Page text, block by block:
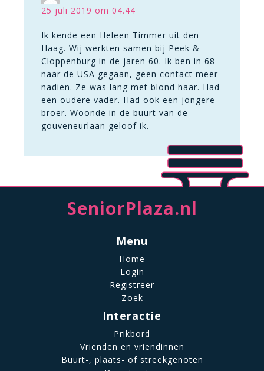
25 juli 2019 om 04.44
Ik kende een Heleen Timmer uit den
Haag. Wij werkten samen bij Peek &
Cloppenburg in de jaren 60. Ik ben in 68
naar de USA gegaan, geen contact meer
nadien. Ze was lang met blond haar. Had
een oudere vader. Had ook een jongere
broer. Woonde in de buurt van de
gouveneurlaan geloof ik.
SeniorPlaza.nl
Menu
Home
Login
Registreer
Zoek
Interactie
Prikbord
Vrienden en vriendinnen
Buurt-, plaats- of streekgenoten